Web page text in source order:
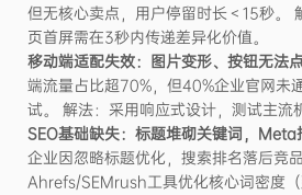
但无核心卖点，用户停留时长＜15秒。
页首屏需在3秒内传递差异化价值。
移动端适配失效：图片变形、按钮无法
端流量占比超70%，但40%企业官网未
试。 解法：采用响应式设计，测试主流
SEO基础缺失：标题堆砌关键词，Meta
企业因忽略标题优化，搜索排名落后竞
Ahrefs/SEMrush工具优化核心词密度（